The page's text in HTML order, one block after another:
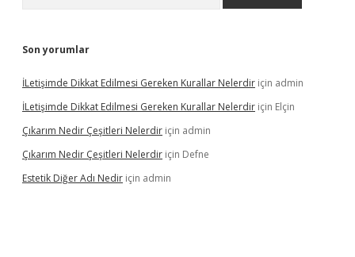
Son yorumlar
İLetişimde Dikkat Edilmesi Gereken Kurallar Nelerdir için admin
İLetişimde Dikkat Edilmesi Gereken Kurallar Nelerdir için Elçin
Çıkarım Nedir Çeşitleri Nelerdir için admin
Çıkarım Nedir Çeşitleri Nelerdir için Defne
Estetik Diğer Adı Nedir için admin